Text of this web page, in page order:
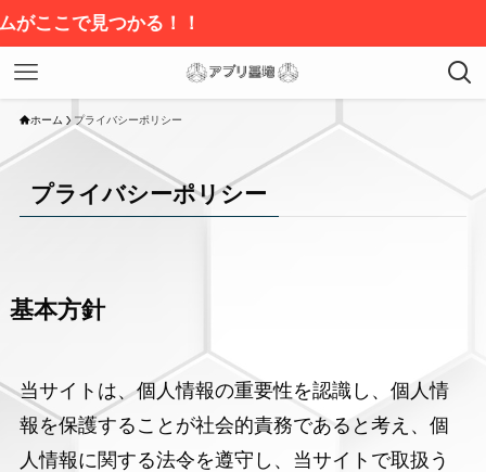
で見つかる！！
ホーム プライバシーポリシー
プライバシーポリシー
基本方針
当サイトは、個人情報の重要性を認識し、個人情
報を保護することが社会的責務であると考え、個
人情報に関する法令を遵守し、当サイトで取扱う